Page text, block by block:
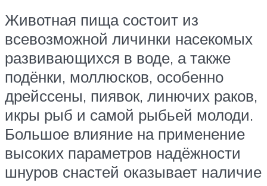
Животная пища состоит из
всевозможной личинки насекомых
развивающихся в воде, а также
подёнки, моллюсков, особенно
дрейссены, пиявок, линючих раков,
икры рыб и самой рыбьей молоди.
Большое влияние на применение
высоких параметров надёжности
шнуров снастей оказывает наличие